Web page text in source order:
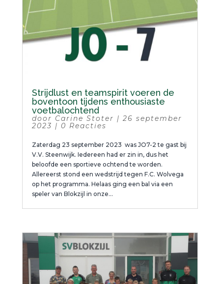
Strijdlust en teamspirit voeren de
boventoon tijdens enthousiaste
voetbalochtend
door Carine Stoter | 26 september
2023 | 0 Reacties
Zaterdag 23 september 2023 was JO7-2 te gast bij
V.V. Steenwijk. Iedereen had er zin in, dus het
beloofde een sportieve ochtend te worden.
Allereerst stond een wedstrijd tegen F.C. Wolvega
op het programma. Helaas ging een bal via een
speler van Blokzijl in onze...